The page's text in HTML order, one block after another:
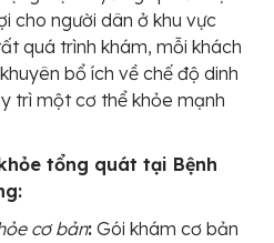
cho người dân ở khu vực
quá trình khám, mỗi khách
bổ ích về chế độ dinh
trì một cơ thể khỏe mạnh
tổng quát tại Bệnh
cơ bản: Gói khám cơ bản